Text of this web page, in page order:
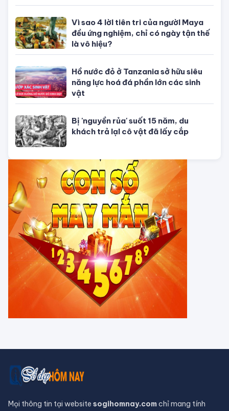
03/08/2026 của 12 con giáp
Con số may mắn ngày hôm nay
02/08/2026 của 12 con giáp
Con số may mắn ngày hôm nay
01/08/2026 của 12 con giáp
TỬ VI CỦA 12 CON GIÁP
Tử vi hôm nay, xem tử vi 12 con giáp
hôm nay ngày 5/8/2026: Tuổi Thân
công việc cần kiên nhẫn
Tử vi 12 cung hoàng đạo Thứ Sáu
ngày 31/7/2026: Song Tử tràn đầy
năng lượng
Tử vi hôm nay, xem tử vi 12 con giáp
hôm nay ngày 31/7/2026: Tuổi Tỵ
công việc thịnh vượng
trong chi tiêu
CHUYỆN TÂM LINH
Tháng 7 Cô hồn đâu chỉ có vận xui,